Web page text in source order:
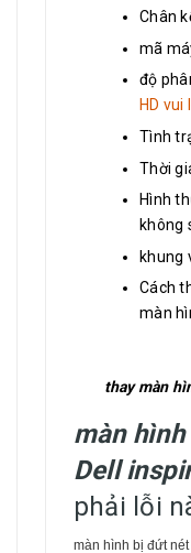
Chân
mã
độ
HD vui
Tình
Thời
Hình
không
khung
Cách
màn
thay màn
màn
Dell
phải lỗi
màn hình bị đứt nét